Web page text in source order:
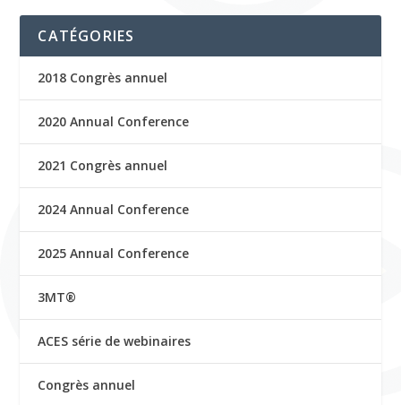
CATÉGORIES
2018 Congrès annuel
2020 Annual Conference
2021 Congrès annuel
2024 Annual Conference
2025 Annual Conference
3MT®
ACES série de webinaires
Congrès annuel